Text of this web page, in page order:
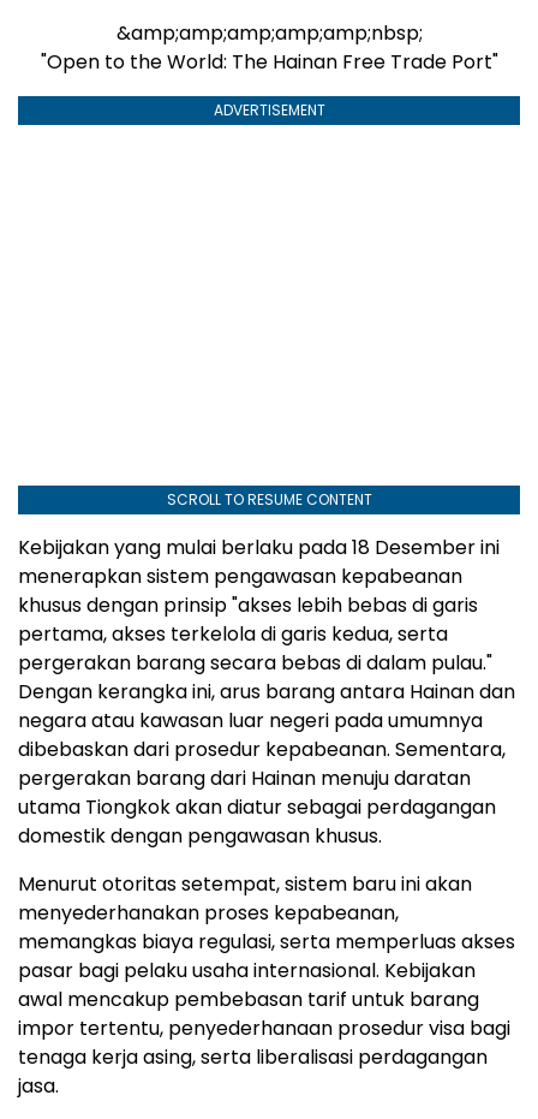
&amp;amp;amp;amp;amp;nbsp;
"Open to the World: The Hainan Free Trade Port"
ADVERTISEMENT
SCROLL TO RESUME CONTENT
Kebijakan yang mulai berlaku pada 18 Desember ini
menerapkan sistem pengawasan kepabeanan
khusus dengan prinsip "akses lebih bebas di garis
pertama, akses terkelola di garis kedua, serta
pergerakan barang secara bebas di dalam pulau."
Dengan kerangka ini, arus barang antara Hainandan
negara atau kawasan luar negeri pada umumnya
dibebaskan dari prosedur kepabeanan. Sementara,
pergerakan barang dari Hainan menuju daratan
utama Tiongkok akan diatur sebagai perdagangan
domestik dengan pengawasan khusus.
Menurut otoritas setempat, sistem baru ini akan
menyederhanakan proses kepabeanan,
memangkas biaya regulasi, serta memperluas akses
pasar bagi pelaku usaha internasional. Kebijakan
awal mencakup pembebasan tarif untuk barang
impor tertentu, penyederhanaan prosedur visa bagi
tenaga kerja asing, serta liberalisasi perdagangan
jasa.